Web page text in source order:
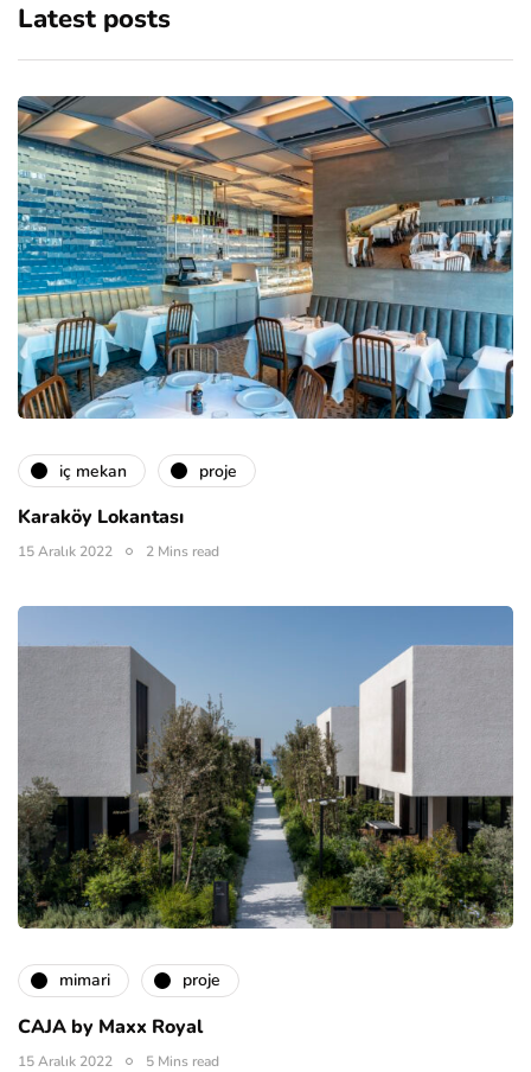
Latest posts
i̇ç mekan proje
Karaköy Lokantası
15 Aralık 2022 2 Mins read
mimari proje
CAJA by Maxx Royal
15 Aralık 2022 5 Mins read